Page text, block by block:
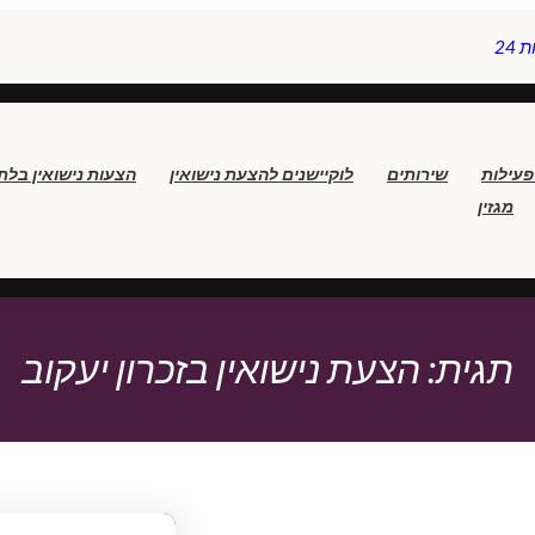
פעילות שירותים לוקיישנים להצעת נישואין
הצעות נישואין
מגזין
תגית:הצעת נישואין בזכרון יעקוב